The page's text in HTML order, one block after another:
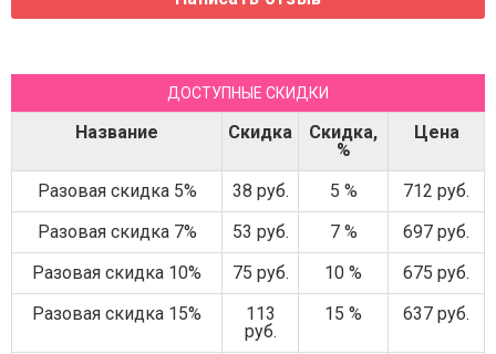
ДОСТУПНЫЕ СКИДКИ
Название Скидка
Скидка,
%
Цена
Разовая скидка 5% 38 руб. 5 %
712 руб.
Разовая скидка 7%
53 руб. 7 %
697 руб.
Разовая скидка 10%
75 руб. 10 %
675 руб.
Разовая скидка 15%
113
руб.
15 % 637 руб.